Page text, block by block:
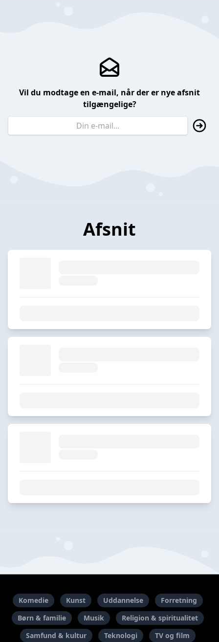
Vil du modtage en e-mail, når der er nye afsnit
tilgængelige?
Afsnit
Komedie Kunst Uddannelse
Forretning
Børn & familie
Musik
Religion & spiritualitet
Samfund & kultur
Teknologi TV og film